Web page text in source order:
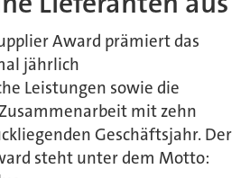
Award prämiert das
jährlich
Leistungen sowie die
mit zehn
Geschäftsjahr. Der
steht unter dem Motto: